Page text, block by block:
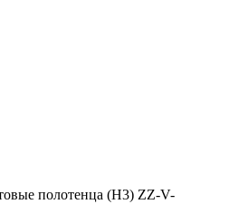
полотенца (H3) ZZ-V-